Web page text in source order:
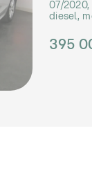
07/2020,
diesel,
395